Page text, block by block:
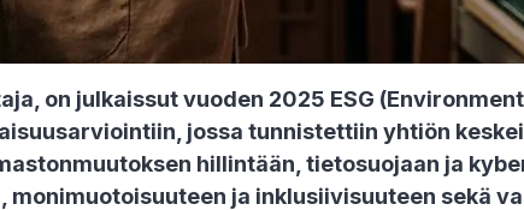
on julkaissut vuoden 2025 ESG
jossa tunnistettiin yhtiön
hillintään, tietosuojaan ja
ja inklusiivisuuteen sekä